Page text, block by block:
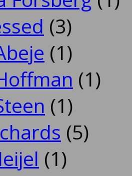
(3)
(1)
(1)
(1)
(5)
(1)